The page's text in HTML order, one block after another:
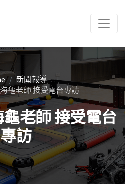
新聞報導
龜老師 接受電台專訪
老師 接受電台
專訪